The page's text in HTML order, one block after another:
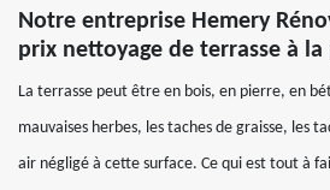
Notre entreprise Hemery
prix nettoyage de terrasse à
La terrasse peut être en bois, en pierre, en
mauvaises herbes, les taches de graisse, les
air négligé à cette surface. Ce qui est tout à